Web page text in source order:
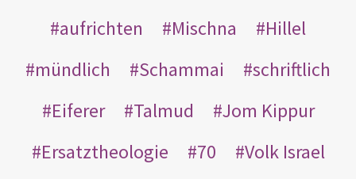
aufrichten
Mischna
Hillel
mündlich
Schammai
schriftlich
Eiferer
Talmud
Jom Kippur
Ersatztheologie
70
Volk Israel